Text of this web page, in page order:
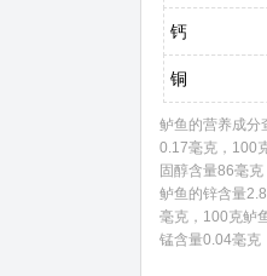
钙
铜
鲈鱼的营养成分
0.17毫克，100
固醇含量86毫
鲈鱼的锌含量
毫克，100克鲈
锰含量0.04毫克